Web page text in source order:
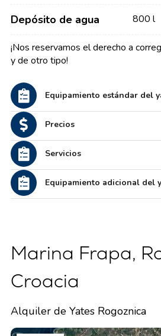
Depósito de agua 800 l
¡Nos reservamos el derecho a
y de otro tipo!
Equipamiento estándar del
Precios
Servicios
Equipamiento adicional del
Marina Frapa,
Croacia
Alquiler de Yates Rogoznica